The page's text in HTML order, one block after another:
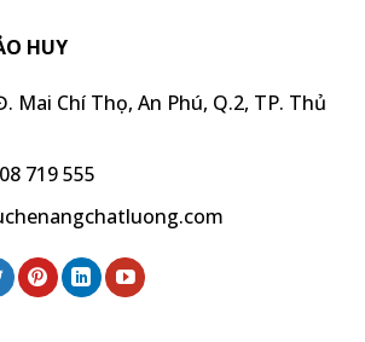
HUY
Mai Chí Thọ, An Phú, Q.2, TP. Thủ
719 555